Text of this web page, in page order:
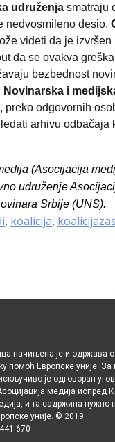
udruženja smatraju
nedvosmileno desio.
videti da je
da se ovakva
bezbednost
Novinarska i
preko odgovornih
arhivu
(Asocijacija
udruženje
Srbije (UNS).
, koalicija,
начињена је и одржава
помоћ Европске уније.
је одговоран
медија испред
и та садржина нужно
уније. © 2019.
670